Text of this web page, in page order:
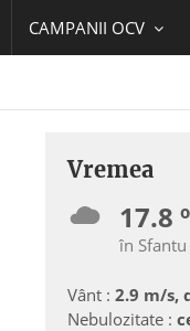
CAMPANII OCV
Vremea
17.8
în
Vânt : 2.9 m/s,
Nebulozitate :